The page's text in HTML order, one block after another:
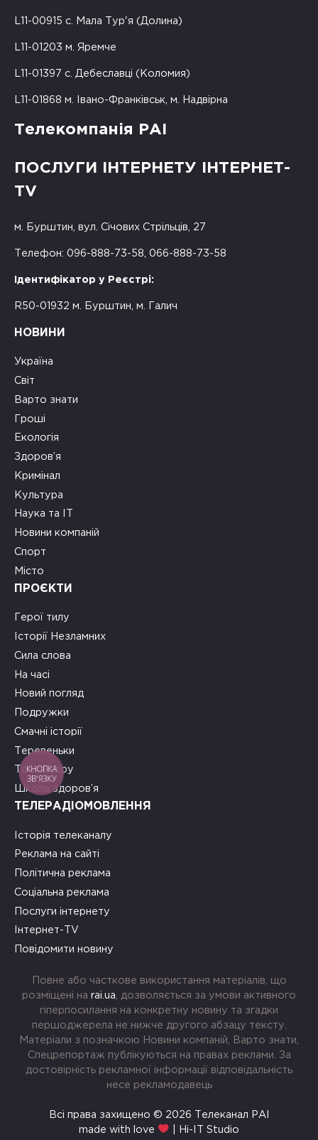
L11-00915 с. Мала Тур'я (Долина)
L11-01203 м. Яремче
L11-01397 с. Дебеславці (Коломия)
L11-01868 м. Івано-Франківськ, м. Надвірна
Телекомпанія РАІ
ПОСЛУГИ ІНТЕРНЕТУ ІНТЕРНЕТ-
TV
м. Бурштин, вул. Січових Стрільців, 27
Телефон: 096-888-73-58, 066-888-73-58
Ідентифікатор у Реєстрі:
R50-01932 м. Бурштин, м. Галич
НОВИНИ
Україна
Світ
Варто знати
Гроші
Екологія
Здоров’я
Кримінал
Культура
Наука та ІТ
Новини компаній
Спорт
Місто
ПРОЄКТИ
Герої тилу
Історії Незламних
Сила слова
На часі
Новий погляд
Подружки
Смачні історії
Теревеньки
Точка зору
Школа здоров’я
ТЕЛЕРАДІОМОВЛЕННЯ
Історія телеканалу
Реклама на сайті
Політична реклама
Соціальна реклама
Послуги інтернету
Інтернет-TV
Повідомити новину
Повне або часткове використання матеріалів, що
розміщені на rai.ua , дозволяється за умови активного
гіперпосилання на конкретну новину та згадки
першоджерела не нижче другого абзацу тексту.
Матеріали з позначкою Новини компаній, Варто знати,
Спецрепортаж публікуються на правах реклами. За
достовірність рекламної інформації відповідальність
несе рекламодавець
Всі права захищено © 2026 Телеканал РАІ
made with love
| Hi-IT Studio
КНОПКА
ЗВ'ЯЗКУ